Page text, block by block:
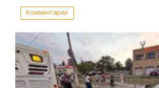
Комментарии